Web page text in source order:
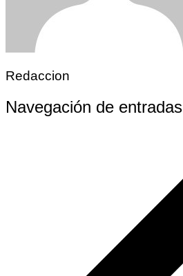
Redaccion
Navegación de entradas